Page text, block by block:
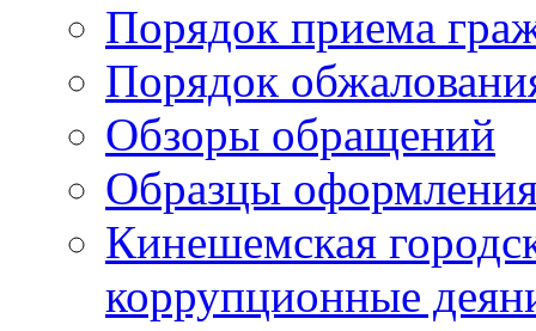
Порядок приема
Порядок
Обзоры обращений
Образцы
Кинешемская
коррупционные